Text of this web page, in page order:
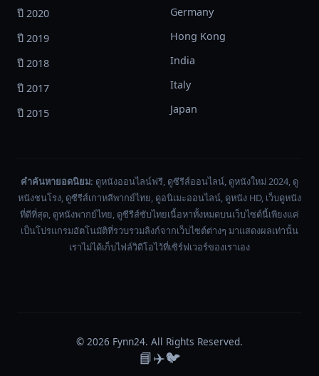
ปี 2020
ปี 2019
ปี 2018
ปี 2017
ปี 2015
Germany
Hong Kong
India
Italy
Japan
คำค้นหายอดนิยม: ดูหนังออนไลน์ฟรี, ดูซีรีส์ออนไลน์, ดูหนังใหม่ 2024, ดู
หนังชนโรง, ดูซีรีส์เกาหลีพากย์ไทย, ดูอนิเมะออนไลน์, ดูหนัง HD, เว็บดูหนัง
ที่ดีที่สุด, ดูหนังพากย์ไทย, ดูซีรีส์ซับไทยเนื้อหาทั้งหมดบนเว็บไซต์นี้เพียงแค่
เป็นโปรแกรมอัตโนมัติที่รวบรวมลิงก์จากเว็บไซต์ต่างๆ มาแสดงผลเท่านั้น
เราไม่ได้เก็บไฟล์วิดีโอไว้ที่เซิร์ฟเวอร์ของเราเอง
© 2026 Fynn24. All Rights Reserved.
📘✈️🐦